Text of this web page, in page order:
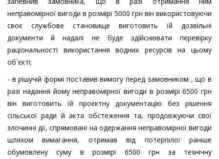
неправомірної вигоди в розмірі 5000 грн він використовуючи
своє службове становище виготовить їй дозвільні
документи й надалі не буде здійснювати перевірку
раціональності використання водних ресурсів на цьому
об`єкті;
- в рішучій формі поставив вимогу перед замовником , що в
разі надання йому неправомірної вигоди в розмірі 6500 грн
він виготовить їй проєктну документацію без рішення
сільської ради й акта обстеження та, продовжуючи свої
злочинні дії, спрямовані на одержання неправомірної вигоди
шляхом вимагання, отримав від потерпілої раніше
обумовлену суму в розмірі 6500 грн за технічну